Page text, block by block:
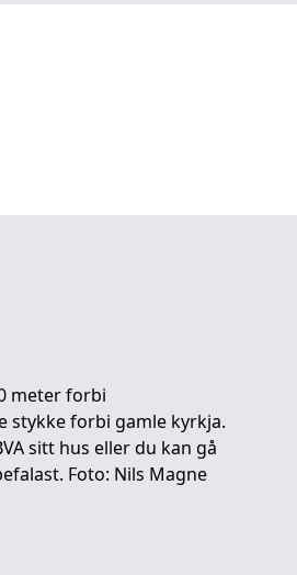
meter forbi
stykke forbi gamle kyrkja.
sitt hus eller du kan gå
Foto: Nils Magne